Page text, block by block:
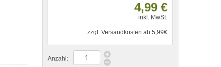
4,99 €
inkl. MwSt.
zzgl. Versandkosten ab 5,99€
Anzahl: